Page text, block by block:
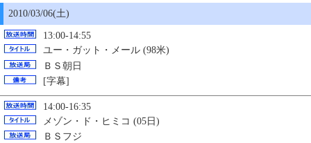
2010/03/06(土)
13:00-14:55
ユー・ガット・メール (98米)
ＢＳ朝日
[字幕]
14:00-16:35
メゾン・ド・ヒミコ (05日)
ＢＳフジ